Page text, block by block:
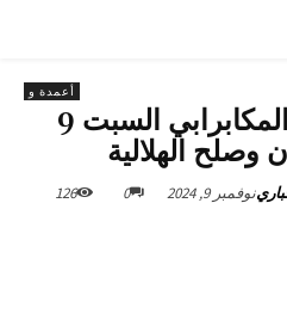
أعمدة و
موازنات الطيب المكابرابي السبت 9
وصلح الهلالية
نوفمبر 9, 2024 0
126